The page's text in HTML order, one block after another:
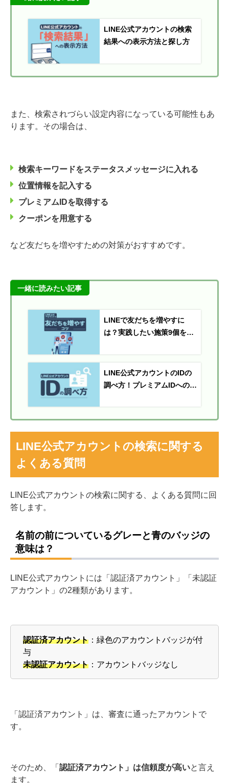
LINE公式アカウントの検索
結果への表示方法と探し方
また、検索されづらい設定内容になっている可能性もあ
ります。その場合は、
検索キーワードをステータスメッセージに入れる
位置情報を記入する
プレミアムIDを取得する
クーポンを用意する
など友だちを増やすための対策がおすすめです。
一緒に読みたい記事
LINEで友だちを増やすに
は？実践したい施策9個を解
LINE公式アカウントのIDの
調べ方！プレミアムIDへの変
LINE公式アカウントの検索に関する
よくある質問
LINE公式アカウントの検索に関する、よくある質問に回
答します。
名前の前についているグレーと青のバッジの
意味は？
LINE公式アカウントには「認証済アカウント」「未認証
アカウント」の2種類があります。
認証済アカウント ：緑色のアカウントバッジが付
与
未認証アカウント ：アカウントバッジなし
「認証済アカウント」は、審査に通ったアカウントで
す。
そのため、「認証済アカウント」は信頼度が高いと言え
ます。